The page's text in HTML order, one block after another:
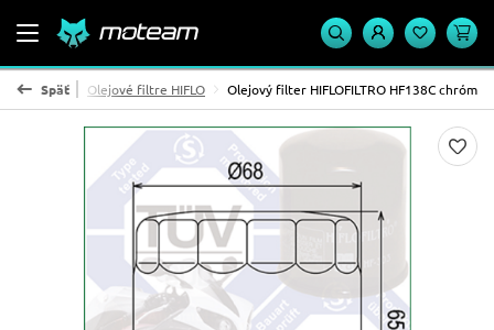
Späť
filtre Olejové filtre HIFLO Olejový filter HIFLOFILTRO HF138C chróm